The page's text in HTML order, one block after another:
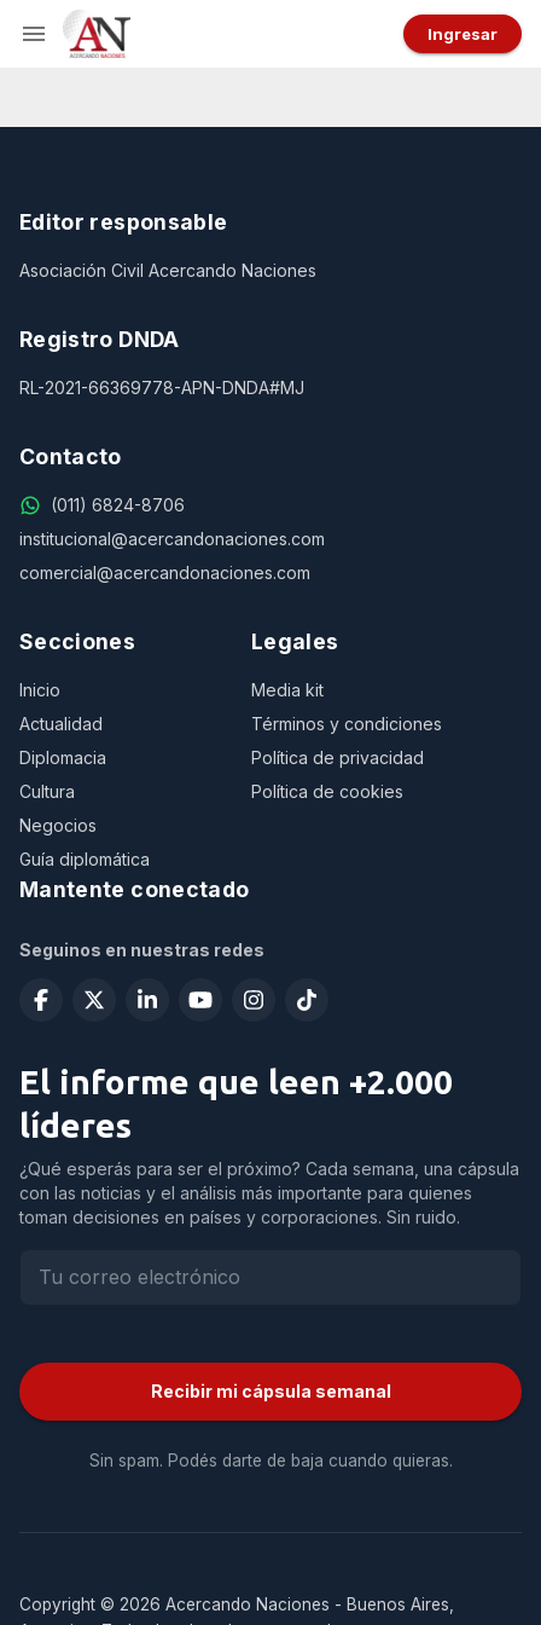
Ingresar
Editor responsable
Asociación Civil Acercando Naciones
Registro DNDA
RL-2021-66369778-APN-DNDA#MJ
Contacto
(011) 6824-8706
institucional@acercandonaciones.com
comercial@acercandonaciones.com
Secciones
Inicio
Actualidad
Diplomacia
Cultura
Negocios
Guía diplomática
Legales
Media kit
Términos y condiciones
Política de privacidad
Política de cookies
Mantente conectado
Seguinos en nuestras redes
El informe que leen +2.000
líderes
¿Qué esperás para ser el próximo? Cada semana, una cápsula
con las noticias y el análisis más importante para quienes
toman decisiones en países y corporaciones. Sin ruido.
Recibir mi cápsula semanal
Sin spam. Podés darte de baja cuando quieras.
Copyright © 2026 Acercando Naciones - Buenos Aires,